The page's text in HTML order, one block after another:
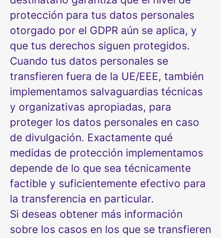
protección para tus datos personales
otorgado por el GDPR aún se aplica, y
que tus derechos siguen protegidos.
Cuando tus datos personales se
transfieren fuera de la UE/EEE, también
implementamos salvaguardias técnicas
y organizativas apropiadas, para
proteger los datos personales en caso
de divulgación. Exactamente qué
medidas de protección implementamos
depende de lo que sea técnicamente
factible y suficientemente efectivo para
la transferencia en particular.
Si deseas obtener más información
sobre los casos en los que se transfieren